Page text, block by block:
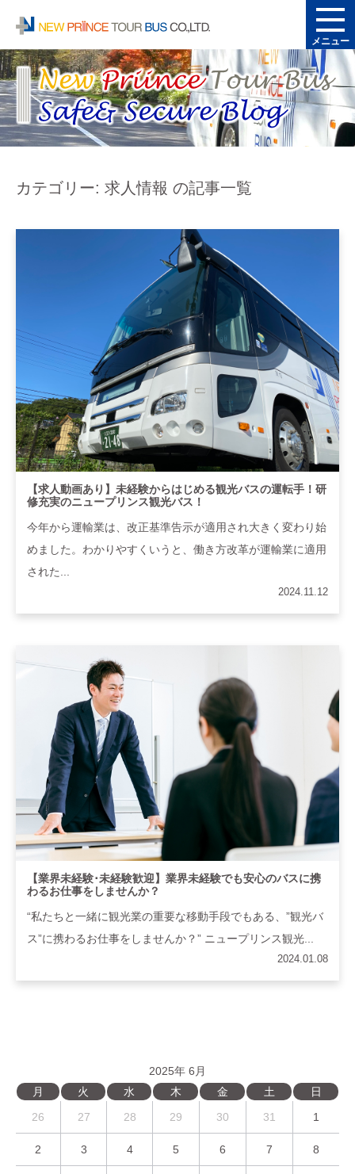
メニュー
カテゴリー: 求人情報 の記事一覧
【求人動画あり】未経験からはじめる観光バスの運転手！研
修充実のニュープリンス観光バス！
今年から運輸業は、改正基準告示が適用され大きく変わり始
めました。わかりやすくいうと、働き方改革が運輸業に適用
された...
2024.11.12
【業界未経験･未経験歓迎】業界未経験でも安心のバスに携
わるお仕事をしませんか？
“私たちと一緒に観光業の重要な移動手段でもある、”観光バ
ス”に携わるお仕事をしませんか？” ニュープリンス観光...
2024.01.08
2025年 6月
月
火 水 木 金 土
日
26
27 28 29 30 31 1
2 3 4 5 6 7 8